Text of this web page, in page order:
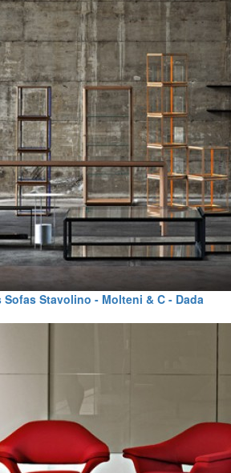
Sofas Stavolino - Molteni & C - Dada